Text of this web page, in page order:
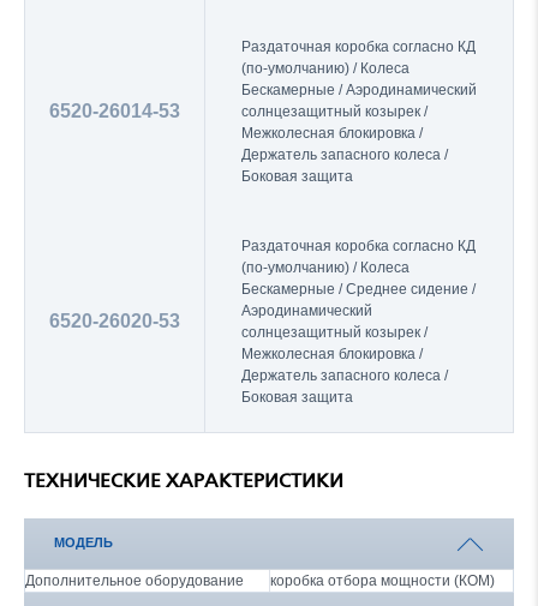
6520-26014-53
Раздаточная коробка согласно КД
(по-умолчанию) / Колеса
Бескамерные / Аэродинамический
солнцезащитный козырек /
Межколесная блокировка /
Держатель запасного колеса /
Боковая защита
6520-26020-53
Раздаточная коробка согласно КД
(по-умолчанию) / Колеса
Бескамерные / Среднее сидение /
Аэродинамический
солнцезащитный козырек /
Межколесная блокировка /
Держатель запасного колеса /
Боковая защита
ТЕХНИЧЕСКИЕ ХАРАКТЕРИСТИКИ
МОДЕЛЬ
Дополнительное оборудование коробка отбора мощности (КОМ)